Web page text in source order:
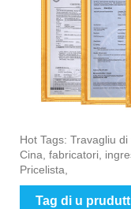
Hot Tags: Travagliu
Cina, fabricatori,
Pricelista,
Tag di u